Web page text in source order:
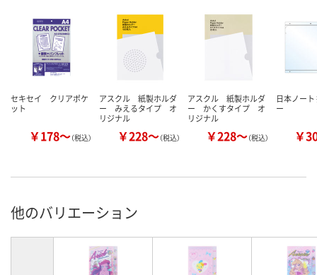
セキセイ クリアポケ
ット
￥178～（税込）
アスクル 紙製ホルダ
ー みえるタイプ オ
リジナル
￥228～（税込）
アスクル 紙製ホルダ
ー かくすタイプ オ
リジナル
￥228～（税込）
日本ノー
ー
￥
他のバリエーション